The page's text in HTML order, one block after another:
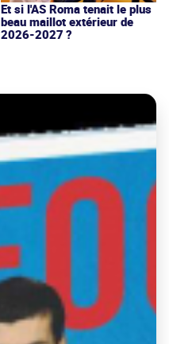
Et si l'AS Roma tenait le plus
beau maillot extérieur de
2026-2027 ?